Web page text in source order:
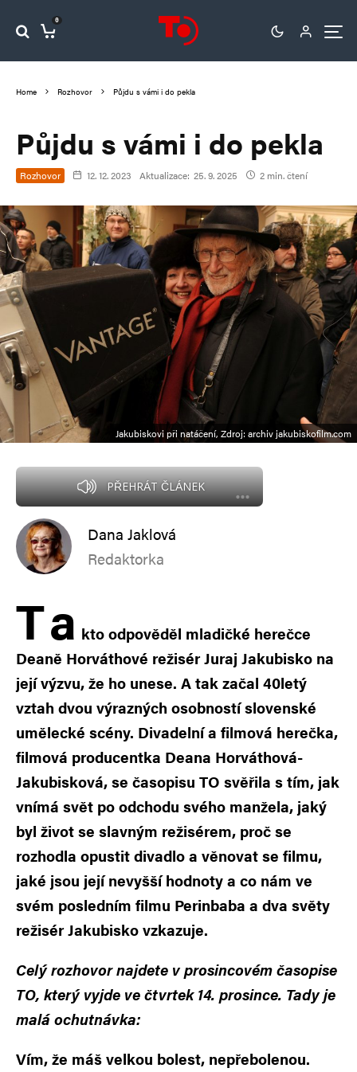
0
Home Rozhovor Půjdu s vámi i do pekla
Půjdu s vámi i do pekla
Rozhovor 12. 12. 2023 Aktualizace: 25. 9. 2025 2 min. čtení
Jakubiskovi při natáčení, Zdroj: archiv jakubiskofilm.com
PŘEHRÁT ČLÁNEK
Dana Jaklová
Redaktorka
Ta kto odpověděl mladičké herečce
Deaně Horváthové režisér Juraj Jakubisko na
její výzvu, že ho unese. A tak začal 40letý
vztah dvou výrazných osobností slovenské
umělecké scény. Divadelní a filmová herečka,
filmová producentka Deana Horváthová-
Jakubisková, se časopisu TO svěřila s tím, jak
vnímá svět po odchodu svého manžela, jaký
byl život se slavným režisérem, proč se
rozhodla opustit divadlo a věnovat se filmu,
jaké jsou její nevyšší hodnoty a co nám ve
svém posledním filmu Perinbaba a dva světy
režisér Jakubisko vzkazuje.
Celý rozhovor najdete v prosincovém časopise
TO, který vyjde ve čtvrtek 14. prosince. Tady je
malá ochutnávka:
Vím, že máš velkou bolest, nepřebolenou.